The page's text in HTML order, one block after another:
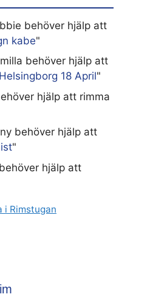
behöver hjälp att
kabe"
behöver hjälp att
18 April"
hjälp att rimma
behöver hjälp att
"
hjälp att
i Rimstugan